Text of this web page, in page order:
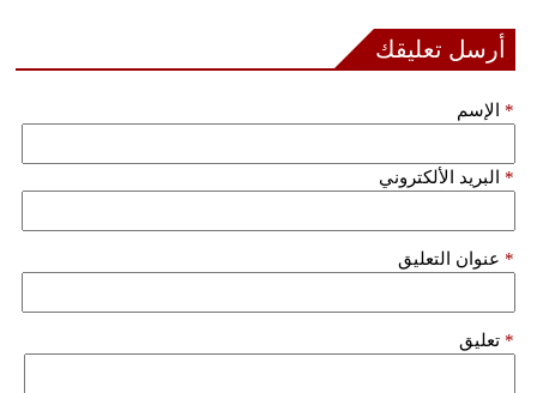
أرسل تعليقك
الإسم *
البريد الألكتروني *
عنوان التعليق *
تعليق *